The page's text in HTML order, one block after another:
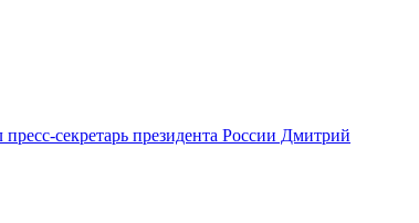
секретарь президента России Дмитрий